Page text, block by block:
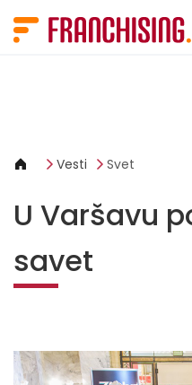
Vesti Svet
U Varšavu
savet